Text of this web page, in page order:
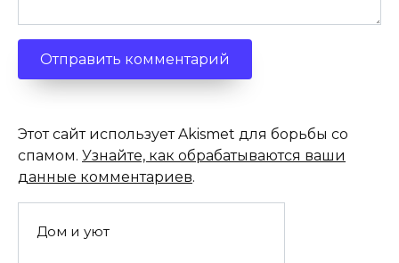
Этот сайт использует Akismet для борьбы со
спамом. Узнайте, как обрабатываются ваши
данные комментариев.
Дом и уют